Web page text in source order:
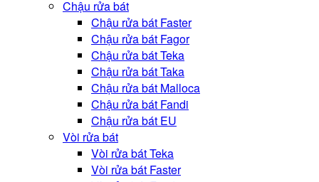
Chậu rửa bát
Chậu rửa bát Faster
Chậu rửa bát Fagor
Chậu rửa bát Teka
Chậu rửa bát Taka
Chậu rửa bát Malloca
Chậu rửa bát Fandi
Chậu rửa bát EU
Vòi rửa bát
Vòi rửa bát Teka
Vòi rửa bát Faster